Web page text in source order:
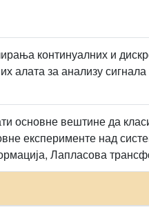
континуалних и
алата за анализу
основне вештине да
експерименте над
Лапласова